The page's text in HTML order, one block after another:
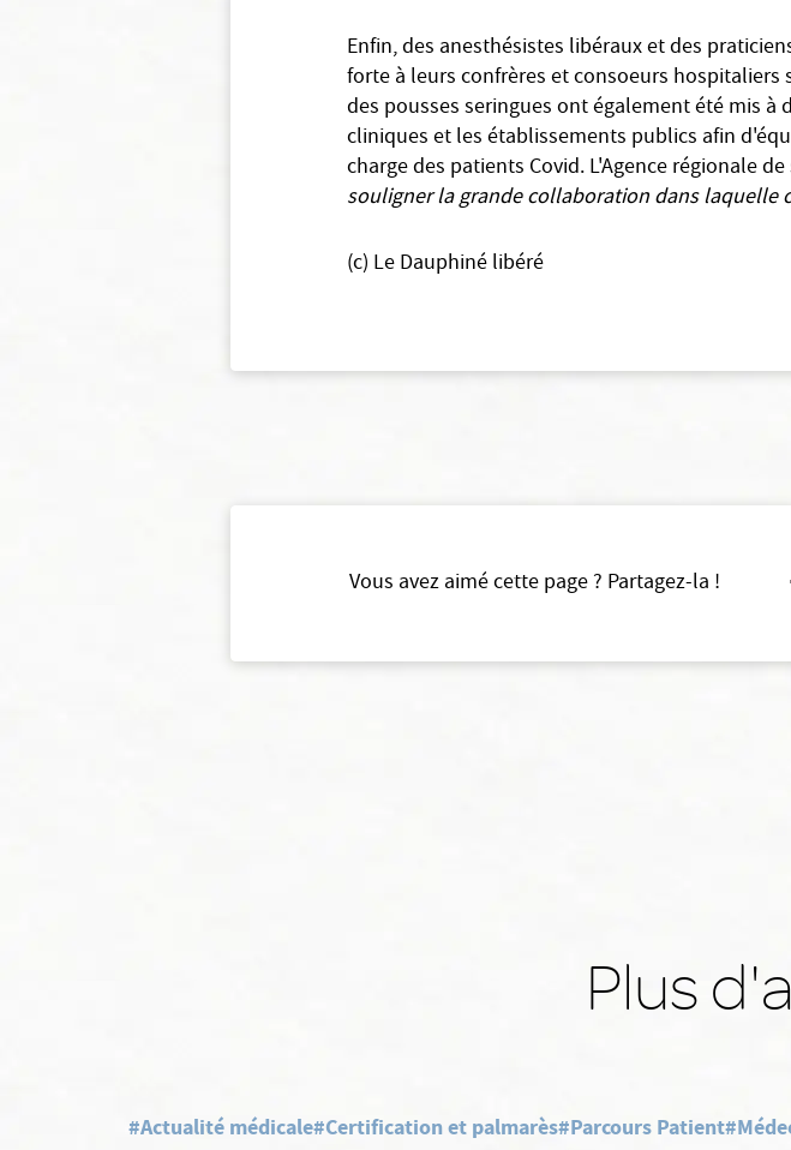
Enfin, des anesthésistes libéraux et des
forte à leurs confrères et consoeurs
des pousses seringues ont également été mis
cliniques et les établissements publics afin
charge des patients Covid. L'Agence régionale
souligner la grande collaboration dans laquelle
(c) Le Dauphiné libéré
Vous avez aimé cette page ? Partagez-la !
Plus
#Actualité médicale#Certification et palmarès#Parcours Patient